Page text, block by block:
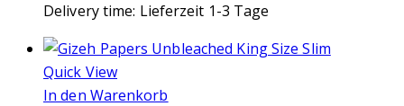
Delivery time: Lieferzeit 1-3 Tage
Quick View
In den Warenkorb